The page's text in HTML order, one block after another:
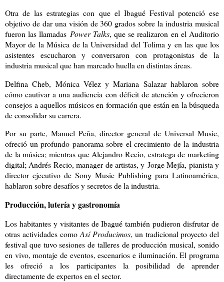
Otra de las estrategias con que el Ibagué Festival potenció ese
objetivo de dar una visión de 360 grados sobre la industria musical
fueron las llamadas Power Talks, que se realizaron en el Auditorio
Mayor de la Música de la Universidad del Tolima y en las que los
asistentes escucharon y conversaron con protagonistas de la
industria musical que han marcado huella en distintas áreas.
Delfina Cheb, Mónica Vélez y Mariana Salazar hablaron sobre
cómo cautivar a una audiencia con déficit de atención y ofrecieron
consejos a aquellos músicos en formación que están en la búsqueda
de consolidar su carrera.
Por su parte, Manuel Peña, director general de Universal Music,
ofreció un profundo panorama sobre el crecimiento de la industria
de la música; mientras que Alejandro Recio, estratega de marketing
digital; Andrés Recio, manager de artistas, y Jorge Mejía, pianista y
director ejecutivo de Sony Music Publishing para Latinoamérica,
hablaron sobre desafíos y secretos de la industria.
Producción, lutería y gastronomía
Los habitantes y visitantes de Ibagué también pudieron disfrutar de
otras actividades comoAsí Producimos, un tradicional proyecto del
festival que tuvo sesiones de talleres de producción musical, sonido
en vivo, montaje de eventos, escenarios e iluminación. El programa
les ofreció a los participantes la posibilidad de aprender
directamente de expertos en el sector.